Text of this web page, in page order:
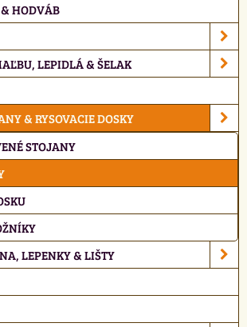
HODVÁB
LEPIDLÁ & ŠELAK
& RYSOVACIE DOSKY
STOJANY
LEPENKY & LIŠTY